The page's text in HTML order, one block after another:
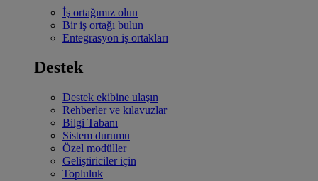
İş ortağımız olun
Bir iş ortağı bulun
Entegrasyon iş ortakları
Destek
Destek ekibine ulaşın
Rehberler ve kılavuzlar
Bilgi Tabanı
Sistem durumu
Özel modüller
Geliştiriciler için
Topluluk